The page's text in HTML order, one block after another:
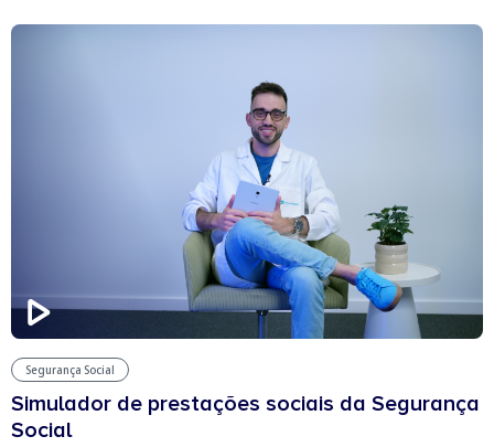
Segurança Social
Simulador de prestações sociais da Segurança
Social